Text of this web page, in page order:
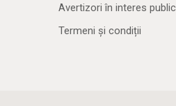
Avertizori în interes public
Termeni și condiții